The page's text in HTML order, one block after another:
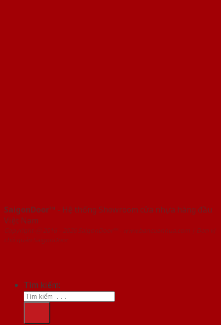
SaigonDoor™ - Hệ thống Showroom cửa nhựa hàng đầu
Việt Nam
Copyright ⓒ 2016 – 2026 SaigonDoor™ - www.bancuanhua.com | Đơn vị
chủ quản SaigonDoor
Tìm kiếm: